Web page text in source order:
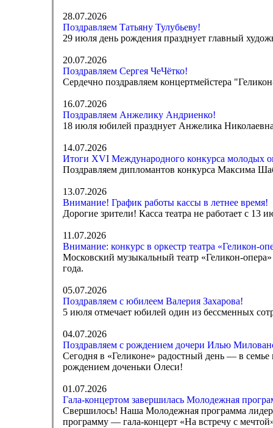
28.07.2026
Поздравляем Татьяну Тулубьеву!
29 июля день рождения празднует главный
20.07.2026
Поздравляем Сергея ЧеЧётко!
Сердечно поздравляем концертмейстера
16.07.2026
Поздравляем Анжелику Андриенко!
18 июля юбилей празднует Анжелика
14.07.2026
Итоги XVI Международного конкурса молодых
Поздравляем дипломантов конкурса Максима
13.07.2026
Внимание! График работы кассы в летнее время!
Дорогие зрители! Касса театра не работает с
11.07.2026
Внимание: конкурс в оркестр театра «Геликон-
Московский музыкальный театр «Геликон-
года.
05.07.2026
Поздравляем с юбилеем Валерия Захарова!
5 июля отмечает юбилей один из бессменных
04.07.2026
Поздравляем с рождением дочери Илью
Сегодня в «Геликоне» радостный день — в
рождением доченьки Олеси!
01.07.2026
Гала-концертом завершилась Молодежная
Свершилось! Наша Молодежная программа
программу — гала-концерт «На встречу с